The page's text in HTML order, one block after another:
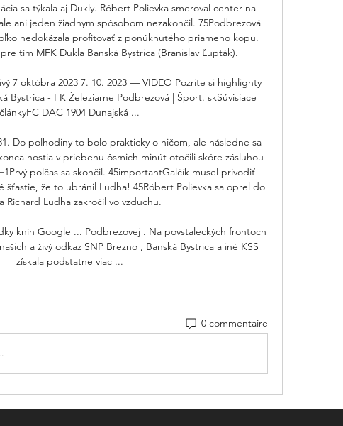
sa týkala aj Dukly. Róbert Polievka smeroval center na
ani jeden žiadnym spôsobom nezakončil. 75Podbrezová
nedokázala profitovať z ponúknutého priameho kopu.
tím MFK Dukla Banská Bystrica (Branislav Ľupták).
7 októbra 2023 7. 10. 2023 — VIDEO Pozrite si highlighty
Bystrica - FK Železiarne Podbrezová | Šport. skSúvisiace
článkyFC DAC 1904 Dunajská ...
Do polhodiny to bolo prakticky o ničom, ale následne sa
hostia v priebehu ôsmich minút otočili skóre zásluhou
polčas sa skončil. 45importantGalčík musel privodiť
šťastie, že to ubránil Ludha! 45Róbert Polievka sa oprel do
Richard Ludha zakročil vo vzduchu.
kníh Google ... Podbrezovej . Na povstaleckých frontoch
a živý odkaz SNP Brezno , Banská Bystrica a iné KSS
získala podstatne viac ...
0 commentaire